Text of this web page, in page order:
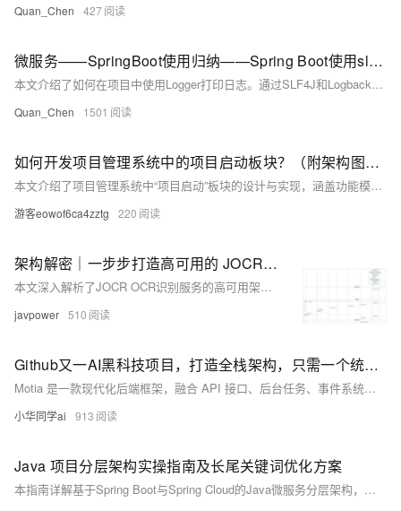
Quan_Chen 427
微服务——SpringBoot使用归纳——Spring Boot使用slf4j进行日志记录——使用Logger在项目中打印日志
本文介绍了如何在项目中使用Logger打印日志。通过SLF4J和Logback，可设置不同日志级别（如DEBUG、INFO、WARN、ERROR）并支持占位符输出动态信息。示例代码展示了日志在控制器中的应用，说明了日志配置对问题排查的重要性。附课程源码下载链接供实践参考。
Quan_Chen 1501
如何开发项目管理系统中的项目启动板块？（附架构图+流程图+代码参考）
本文介绍了项目管理系统中“项目启动”板块的设计与实现，涵盖功能模块、业务流程、开发技巧及效果展示，并提供代码参考和常见问题解答，助力企业高效搭建项目管理平台。
游客eowof6ca4zztg 220
架构解密｜一步步打造高可用的 JOCR OCR 识别服务
本文深入解析了JOCR OCR识别服务的高可用架构设计，涵盖从用户上传、智能调度、核心识别到容错监控的完整链路，助力打造高性能、低成本的工业级OCR服务。
javpower 510
Github又一AI黑科技项目，打造全栈架构，只需一个统一框架？
Motia 是一款现代化后端框架，融合 API 接口、后台任务、事件系统与 AI Agent，支持 JavaScript、TypeScript、Python 多语言协同开发。它提供可视化 Workbench、自动观测追踪、零配置部署等功能，帮助开发者高效构建事件驱动的工作流，显著降低部署与运维成本，提升 AI 项目落地效率。
小华同学ai 913
Java 项目分层架构实操指南及长尾关键词优化方案
本指南详解基于Spring Boot与Spring Cloud的Java微服务分层架构，以用户管理系统为例，涵盖技术选型、核心代码实现、服务治理及部署实践，助力掌握现代化Java企业级开发方案。